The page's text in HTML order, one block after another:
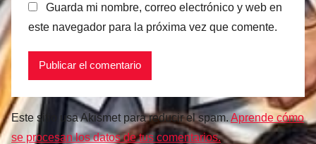
Guarda mi nombre, correo electrónico y web en
este navegador para la próxima vez que comente.
Este sitio usa Akismet para reducir el spam. Aprende cómo
se procesan los datos de tus comentarios.